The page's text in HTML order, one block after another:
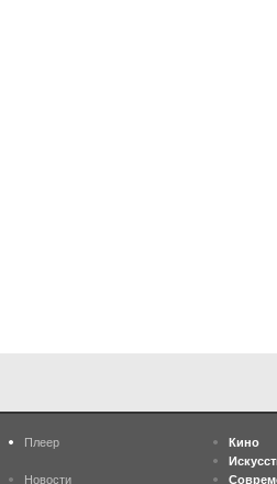
Плеер
Новости
Кино